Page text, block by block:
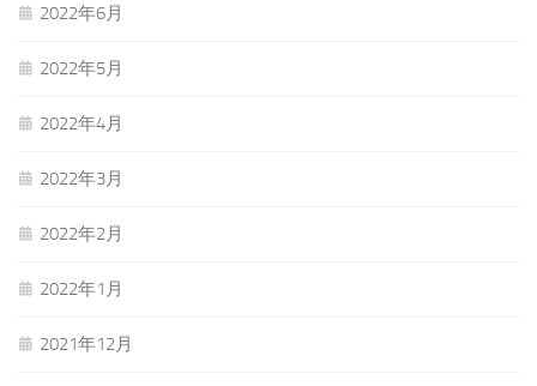
2022年6月
2022年5月
2022年4月
2022年3月
2022年2月
2022年1月
2021年12月